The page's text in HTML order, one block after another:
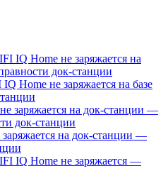
Home не заряжается на базе
на док-станции —